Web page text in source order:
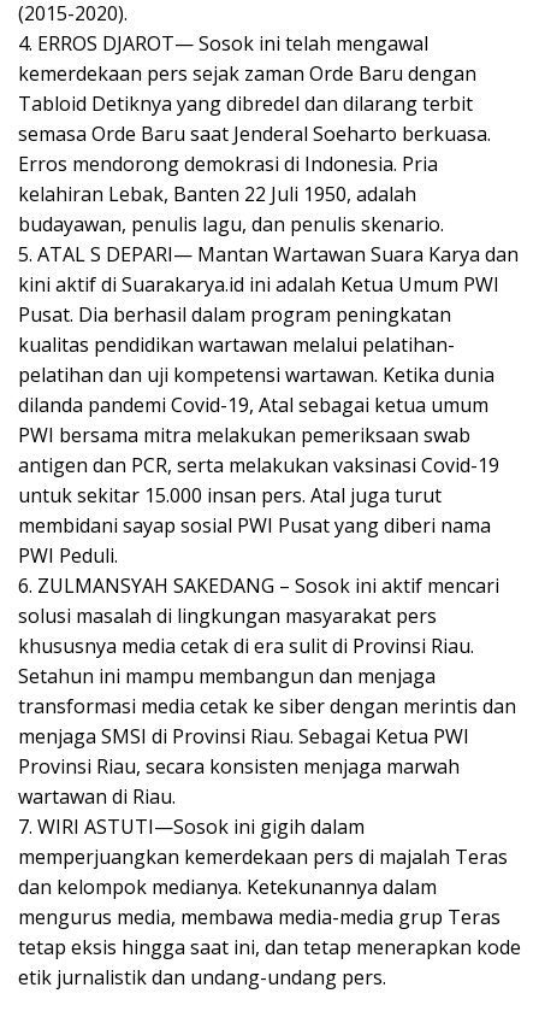
(2015-2020).
4. ERROS DJAROT— Sosok ini telah mengawal
kemerdekaan pers sejak zaman Orde Baru dengan
Tabloid Detiknya yang dibredel dan dilarang terbit
semasa Orde Baru saat Jenderal Soeharto berkuasa.
Erros mendorong demokrasi di Indonesia. Pria
kelahiran Lebak, Banten 22 Juli 1950, adalah
budayawan, penulis lagu, dan penulis skenario.
5. ATAL S DEPARI— Mantan Wartawan Suara Karya dan
kini aktif di Suarakarya.id ini adalah Ketua Umum PWI
Pusat. Dia berhasil dalam program peningkatan
kualitas pendidikan wartawan melalui pelatihan-
pelatihan dan uji kompetensi wartawan. Ketika dunia
dilanda pandemi Covid-19, Atal sebagai ketua umum
PWI bersama mitra melakukan pemeriksaan swab
antigen dan PCR, serta melakukan vaksinasi Covid-19
untuk sekitar 15.000 insan pers. Atal juga turut
membidani sayap sosial PWI Pusat yang diberi nama
PWI Peduli.
6. ZULMANSYAH SAKEDANG – Sosok ini aktif mencari
solusi masalah di lingkungan masyarakat pers
khususnya media cetak di era sulit di Provinsi Riau.
Setahun ini mampu membangun dan menjaga
transformasi media cetak ke siber dengan merintis dan
menjaga SMSI di Provinsi Riau. Sebagai Ketua PWI
Provinsi Riau, secara konsisten menjaga marwah
wartawan di Riau.
7. WIRI ASTUTI—Sosok ini gigih dalam
memperjuangkan kemerdekaan pers di majalah Teras
dan kelompok medianya. Ketekunannya dalam
mengurus media, membawa media-media grup Teras
tetap eksis hingga saat ini, dan tetap menerapkan kode
etik jurnalistik dan undang-undang pers.